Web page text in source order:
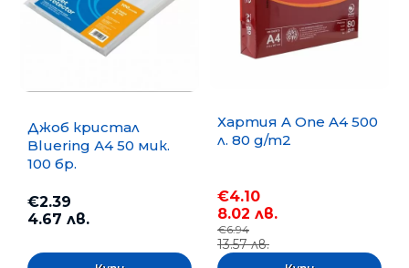
Джоб кристал
Bluering А4 50 мик.
100 бр.
€2.39
4.67 лв.
Хартия A One A4 500
л. 80 g/m2
€4.10
8.02 лв.
€6.94
13.57 лв.